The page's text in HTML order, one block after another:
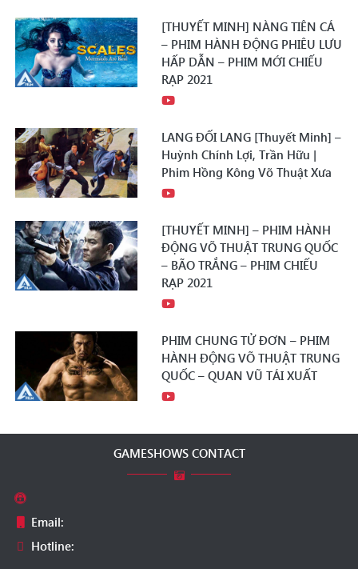
[THUYẾT MINH] NÀNG TIÊN CÁ
– PHIM HÀNH ĐỘNG PHIÊU LƯU
HẤP DẪN – PHIM MỚI CHIẾU
RẠP 2021
LANG ĐỐI LANG [Thuyết Minh] –
Huỳnh Chính Lợi, Trần Hữu |
Phim Hồng Kông Võ Thuật Xưa
[THUYẾT MINH] – PHIM HÀNH
ĐỘNG VÕ THUẬT TRUNG QUỐC
– BÃO TRẮNG – PHIM CHIẾU
RẠP 2021
PHIM CHUNG TỬ ĐƠN – PHIM
HÀNH ĐỘNG VÕ THUẬT TRUNG
QUỐC – QUAN VŨ TÁI XUẤT
GAMESHOWS CONTACT
Email:
Hotline: